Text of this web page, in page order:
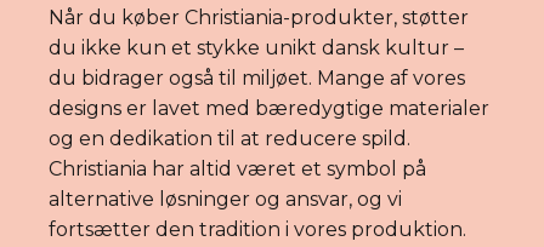
Når du køber Christiania-produkter, støtter
du ikke kun et stykke unikt dansk kultur –
du bidrager også til miljøet. Mange af vores
designs er lavet med bæredygtige materialer
og en dedikation til at reducere spild.
Christiania har altid været et symbol på
alternative løsninger og ansvar, og vi
fortsætter den tradition i vores produktion.